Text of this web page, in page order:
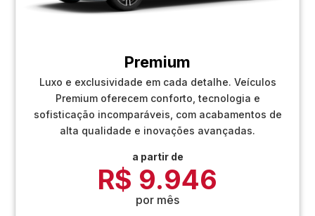
Premium
Luxo e exclusividade em cada detalhe. Veículos
Premium oferecem conforto, tecnologia e
sofisticação incomparáveis, com acabamentos de
alta qualidade e inovações avançadas.
a partir de
R$ 9.946
por mês